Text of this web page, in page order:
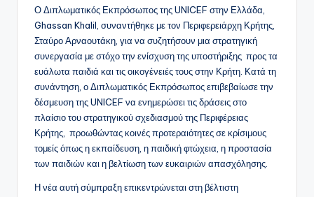
Ο Διπλωματικός Εκπρόσωπος της UNICEF στην Ελλάδα,
Ghassan Khalil, συναντήθηκε με τον Περιφερειάρχη Κρήτης,
Σταύρο Αρναουτάκη, για να συζητήσουν μια στρατηγική
συνεργασία με στόχο την ενίσχυση της υποστήριξης προς τα
ευάλωτα παιδιά και τις οικογένειές τους στην Κρήτη. Κατά τη
συνάντηση, ο Διπλωματικός Εκπρόσωπος επιβεβαίωσε την
δέσμευση της UNICEF να ενημερώσει τις δράσεις στο
πλαίσιο του στρατηγικού σχεδιασμού της Περιφέρειας
Κρήτης, προωθώντας κοινές προτεραιότητες σε κρίσιμους
τομείς όπως η εκπαίδευση, η παιδική φτώχεια, η προστασία
των παιδιών και η βελτίωση των ευκαιριών απασχόλησης.
Η νέα αυτή σύμπραξη επικεντρώνεται στη βέλτιστη